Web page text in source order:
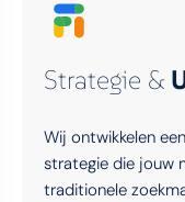
Strategie &
Wij ontwikkelen
strategie die jouw
traditionele